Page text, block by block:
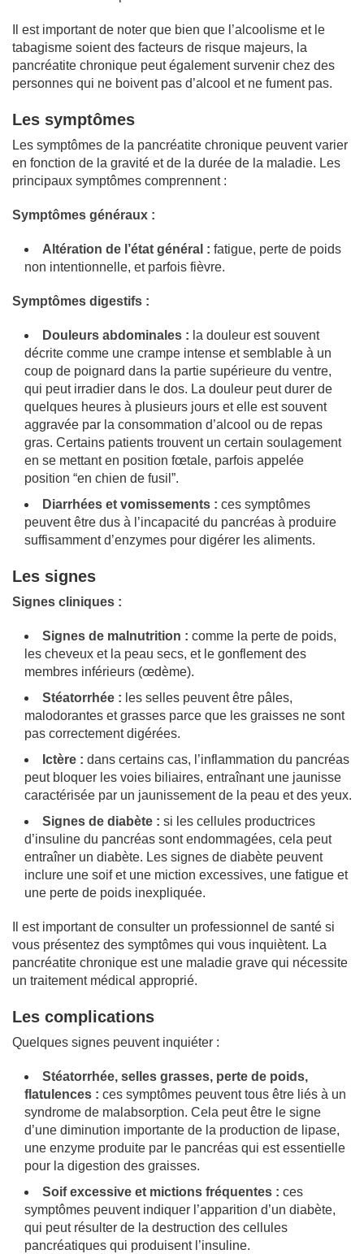
Il est important de noter que bien que l’alcoolisme et le
tabagisme soient des facteurs de risque majeurs, la
pancréatite chronique peut également survenir chez des
personnes qui ne boivent pas d’alcool et ne fument pas.
Les symptômes
Les symptômes de la pancréatite chronique peuvent varier
en fonction de la gravité et de la durée de la maladie. Les
principaux symptômes comprennent :
Symptômes généraux :
Altération de l’état général : fatigue, perte de poids
non intentionnelle, et parfois fièvre.
Symptômes digestifs :
Douleurs abdominales : la douleur est souvent
décrite comme une crampe intense et semblable à un
coup de poignard dans la partie supérieure du ventre,
qui peut irradier dans le dos. La douleur peut durer de
quelques heures à plusieurs jours et elle est souvent
aggravée par la consommation d’alcool ou de repas
gras. Certains patients trouvent un certain soulagement
en se mettant en position fœtale, parfois appelée
position “en chien de fusil”.
Diarrhées et vomissements : ces symptômes
peuvent être dus à l’incapacité du pancréas à produire
suffisamment d’enzymes pour digérer les aliments.
Les signes
Signes cliniques :
Signes de malnutrition : comme la perte de poids,
les cheveux et la peau secs, et le gonflement des
membres inférieurs (œdème).
Stéatorrhée : les selles peuvent être pâles,
malodorantes et grasses parce que les graisses ne sont
pas correctement digérées.
Ictère : dans certains cas, l’inflammation du pancréas
peut bloquer les voies biliaires, entraînant une jaunisse
caractérisée par un jaunissement de la peau et des yeux.
Signes de diabète : si les cellules productrices
d’insuline du pancréas sont endommagées, cela peut
entraîner un diabète. Les signes de diabète peuvent
inclure une soif et une miction excessives, une fatigue et
une perte de poids inexpliquée.
Il est important de consulter un professionnel de santé si
vous présentez des symptômes qui vous inquiètent. La
pancréatite chronique est une maladie grave qui nécessite
un traitement médical approprié.
Les complications
Quelques signes peuvent inquiéter :
Stéatorrhée, selles grasses, perte de poids,
flatulences : ces symptômes peuvent tous être liés à un
syndrome de malabsorption. Cela peut être le signe
d’une diminution importante de la production de lipase,
une enzyme produite par le pancréas qui est essentielle
pour la digestion des graisses.
Soif excessive et mictions fréquentes : ces
symptômes peuvent indiquer l’apparition d’un diabète,
qui peut résulter de la destruction des cellules
pancréatiques qui produisent l’insuline.